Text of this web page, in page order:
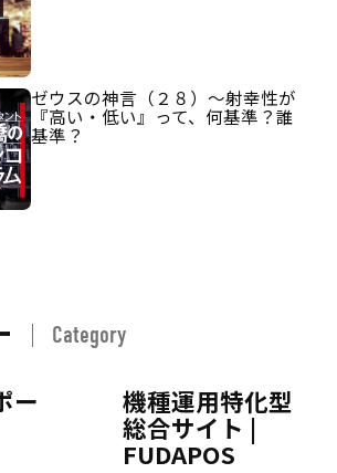
ゼウスの神言（２８）～射幸性が
『高い・低い』って、何基準？誰
基準？
Category
ー 機種運用特化型
総合サイト |
FUDAPOS